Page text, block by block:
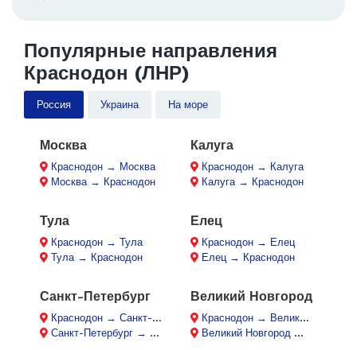
Популярные направления
Краснодон (ЛНР)
Россия Украина На море
Москва
Краснодон → Москва
Москва → Краснодон
Калуга
Краснодон → Калуга
Калуга → Краснодон
Тула
Краснодон → Тула
Тула → Краснодон
Елец
Краснодон → Елец
Елец → Краснодон
Санкт-Петербург
Краснодон → Санкт-Петербург
Санкт-Петербург → Краснодон
Великий Новгород
Краснодон → Великий Новгород
Великий Новгород → Краснодон